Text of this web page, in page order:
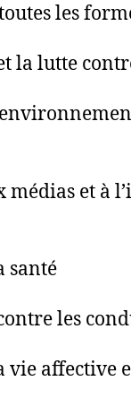
les
la lutte
médias et à
santé
les
vie affective